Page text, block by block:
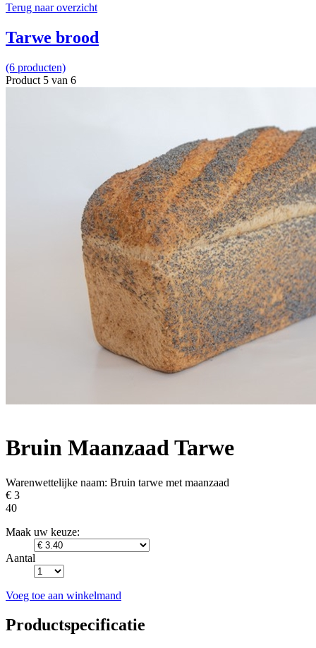
Terug naar overzicht
Tarwe brood
(6 producten)
Product 5 van 6
Bruin Maanzaad Tarwe
Warenwettelijke naam: Bruin tarwe met maanzaad
€ 3
40
Maak uw keuze:
Aantal
Voeg toe aan winkelmand
Productspecificatie